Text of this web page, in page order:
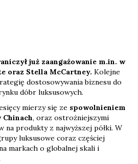
już zaangażowanie m.in. w
oraz Stella McCartney. Kolejne
dostosowywania biznesu do
dóbr luksusowych.
mierzy się ze spowolnieniem
, oraz ostrożniejszymi
na produkty z najwyższej półki. W
luksusowe coraz częściej
markach o globalnej skali i